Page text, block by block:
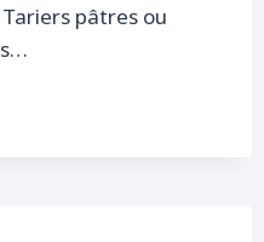
pâtres ou